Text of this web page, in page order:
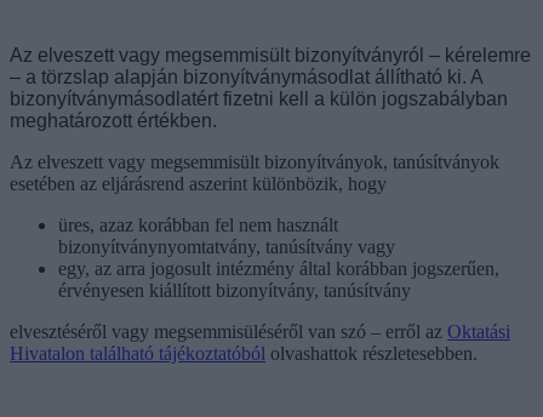
Az elveszett vagy megsemmisült bizonyítványról – kérelemre
– a törzslap alapján bizonyítványmásodlat állítható ki. A
bizonyítványmásodlatért fizetni kell a külön jogszabályban
meghatározott értékben.
Az elveszett vagy megsemmisült bizonyítványok, tanúsítványok
esetében az eljárásrend aszerint különbözik, hogy
üres, azaz korábban fel nem használt
bizonyítványnyomtatvány, tanúsítvány vagy
egy, az arra jogosult intézmény által korábban jogszerűen,
érvényesen kiállított bizonyítvány, tanúsítvány
elvesztéséről vagy megsemmisüléséről van szó – erről az Oktatási
Hivatalon található tájékoztatóból olvashattok részletesebben.